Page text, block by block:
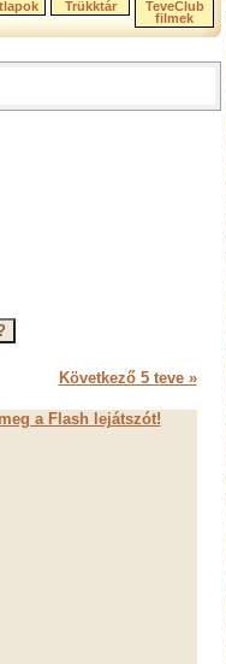
Trükktár
TeveClub
filmek
Következő 5 teve »
a Flash lejátszót!